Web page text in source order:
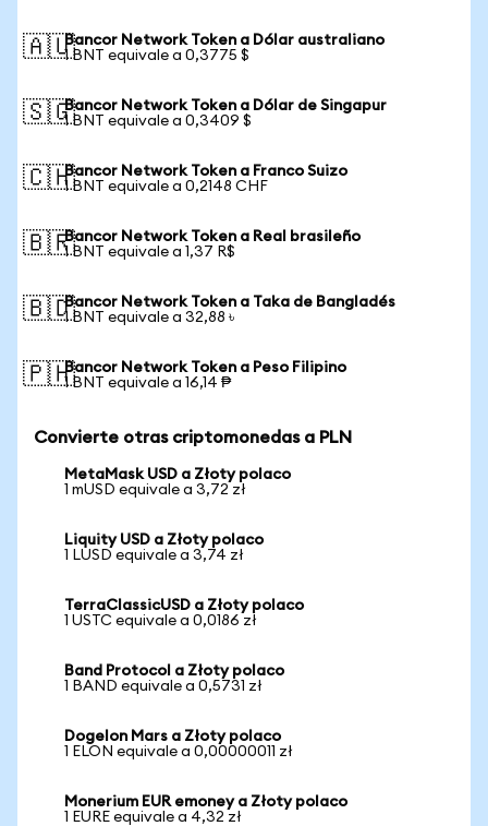
🇦🇺Bancor Network Token a Dólar australiano
1 BNT equivale a 0,3775 $
🇸🇬Bancor Network Token a Dólar de Singapur
1 BNT equivale a 0,3409 $
🇨🇭Bancor Network Token a Franco Suizo
1 BNT equivale a 0,2148 CHF
🇧🇷Bancor Network Token a Real brasileño
1 BNT equivale a 1,37 R$
🇧🇩Bancor Network Token a Taka de Bangladés
1 BNT equivale a 32,88 ৳
🇵🇭Bancor Network Token a Peso Filipino
1 BNT equivale a 16,14 ₱
Convierte otras criptomonedas a PLN
MetaMask USD a Złoty polaco
1 mUSD equivale a 3,72 zł
Liquity USD a Złoty polaco
1 LUSD equivale a 3,74 zł
TerraClassicUSD a Złoty polaco
1 USTC equivale a 0,0186 zł
Band Protocol a Złoty polaco
1 BAND equivale a 0,5731 zł
Dogelon Mars a Złoty polaco
1 ELON equivale a 0,00000011 zł
Monerium EUR emoney a Złoty polaco
1 EURE equivale a 4,32 zł